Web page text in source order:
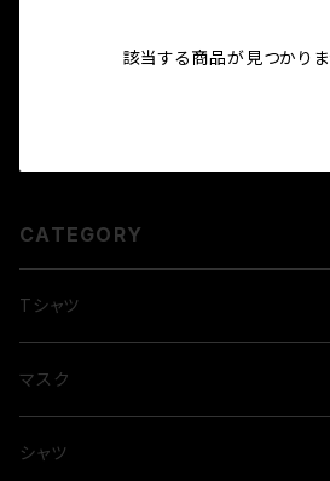
該当する商品が見つかりま
CATEGORY
Tシャツ
マスク
シャツ